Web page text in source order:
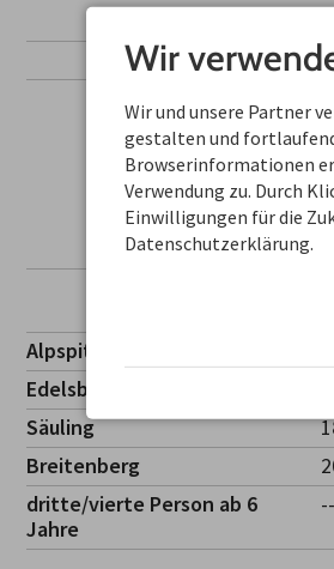
Alpspitze
Edelsberg
Säuling
Breitenberg
dritte/vierte Person ab 6
Jahre
Wir
Wir und unsere Partner
gestalten und
Browserinformationen
Verwendung zu. Durch
Einwilligungen für die
Datenschutzerklärung.